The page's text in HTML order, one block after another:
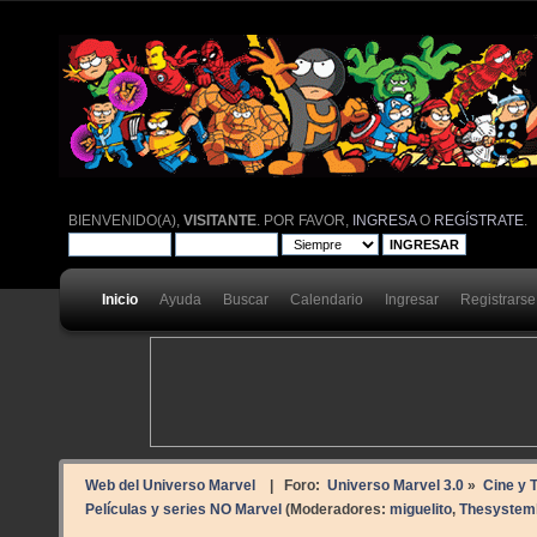
BIENVENIDO(A),VISITANTE . POR FAVOR, INGRESAO REGÍSTRATE
Inicio Ayuda Buscar Calendario Ingresar Registrarse
Web del Universo Marvel | Foro: Universo Marvel 3.0» Cine y
Películas y series NO Marvel (Moderadores: miguelito,